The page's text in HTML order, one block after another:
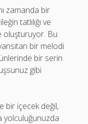
zamanda bir
tatlılığı ve
oluşturuyor. Bu
bir melodi
bir serin
gibi
bir içecek değil,
yolculuğunuzda